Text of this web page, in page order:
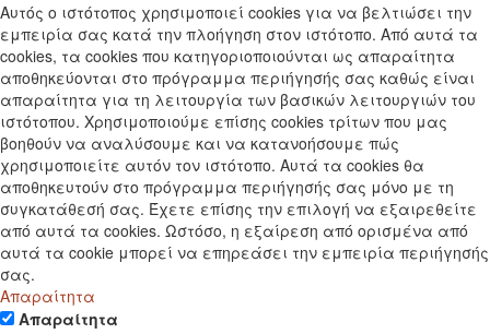
Αυτός ο ιστότοπος χρησιμοποιεί cookies για να βελτιώσει την
εμπειρία σας κατά την πλοήγηση στον ιστότοπο. Από αυτά τα
cookies, τα cookies που κατηγοριοποιούνται ως απαραίτητα
αποθηκεύονται στο πρόγραμμα περιήγησής σας καθώς είναι
απαραίτητα για τη λειτουργία των βασικών λειτουργιών του
ιστότοπου. Χρησιμοποιούμε επίσης cookies τρίτων που μας
βοηθούν να αναλύσουμε και να κατανοήσουμε πώς
χρησιμοποιείτε αυτόν τον ιστότοπο. Αυτά τα cookies θα
αποθηκευτούν στο πρόγραμμα περιήγησής σας μόνο με τη
συγκατάθεσή σας. Έχετε επίσης την επιλογή να εξαιρεθείτε
από αυτά τα cookies. Ωστόσο, η εξαίρεση από ορισμένα από
αυτά τα cookie μπορεί να επηρεάσει την εμπειρία περιήγησής
σας.
Απαραίτητα
Απαραίτητα